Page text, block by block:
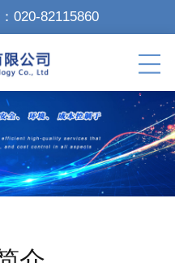
020-82115860